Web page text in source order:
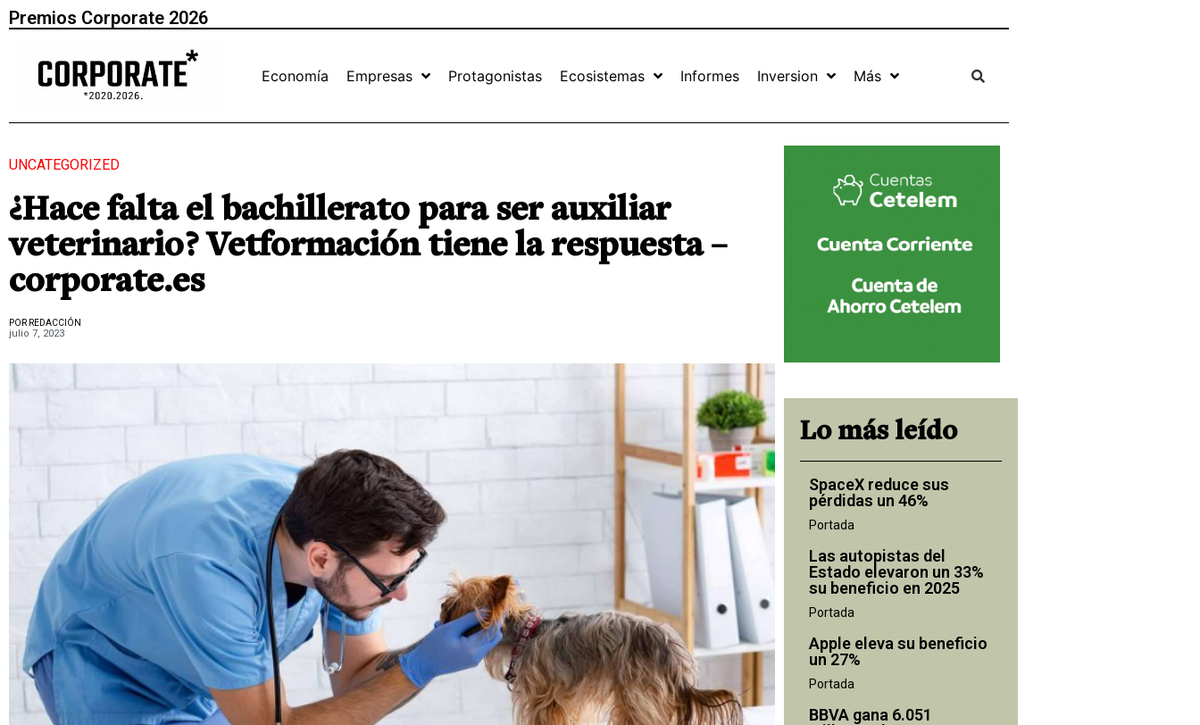
Premios Corporate 2026
Economía Empresas Protagonistas Ecosistemas Informes Inversion Más
UNCATEGORIZED
¿Hace falta el bachillerato para ser auxiliar
veterinario? Vetformación tiene la respuesta –
corporate.es
POR REDACCIÓN
julio 7, 2023
Lo más leído
SpaceX reduce sus
pérdidas un 46%
Portada
Las autopistas del
Estado elevaron un 33%
su beneficio en 2025
Portada
Apple eleva su beneficio
un 27%
Portada
BBVA gana 6.051